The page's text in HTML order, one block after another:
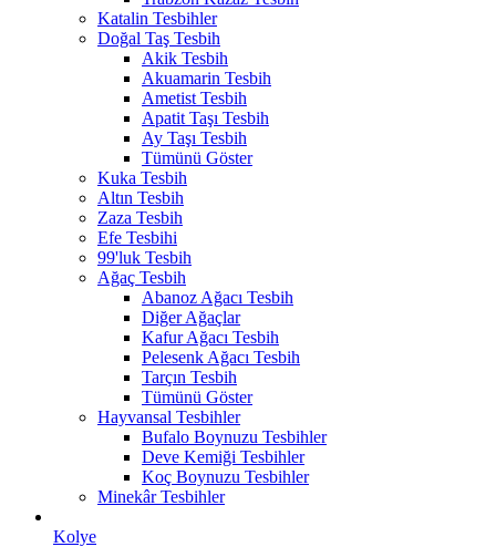
Katalin Tesbihler
Doğal Taş Tesbih
Akik Tesbih
Akuamarin Tesbih
Ametist Tesbih
Apatit Taşı Tesbih
Ay Taşı Tesbih
Tümünü Göster
Kuka Tesbih
Altın Tesbih
Zaza Tesbih
Efe Tesbihi
99'luk Tesbih
Ağaç Tesbih
Abanoz Ağacı Tesbih
Diğer Ağaçlar
Kafur Ağacı Tesbih
Pelesenk Ağacı Tesbih
Tarçın Tesbih
Tümünü Göster
Hayvansal Tesbihler
Bufalo Boynuzu Tesbihler
Deve Kemiği Tesbihler
Koç Boynuzu Tesbihler
Minekâr Tesbihler
Kolye